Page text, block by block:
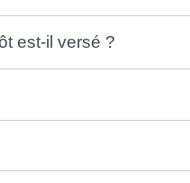
est-il versé ?